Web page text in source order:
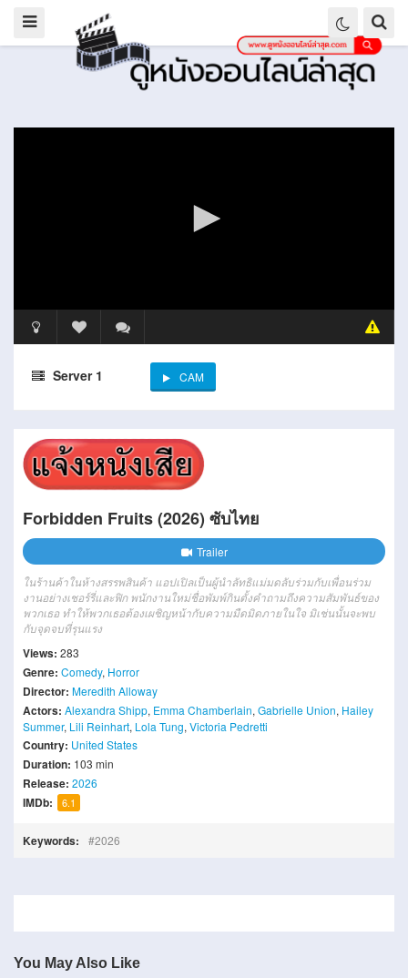
Server 1 CAM
Forbidden Fruits (2026) ซับไทย
Trailer
ในร้านค้าในห้างสรรพสินค้า แอปเปิลเป็นผู้นำลัทธิแม่มดลับร่วมกับเพื่อนร่วม
งานอย่างเชอร์รี่และฟิก พนักงานใหม่ชื่อพัมพ์กินตั้งคำถามถึงความสัมพันธ์ของ
พวกเธอ ทำให้พวกเธอต้องเผชิญหน้ากับความมืดมิดภายในใจ มิเช่นนั้นจะพบ
กับจุดจบที่รุนแรง
Views: 283
Genre: Comedy, Horror
Director: Meredith Alloway
Actors: Alexandra Shipp, Emma Chamberlain, Gabrielle Union, Hailey
Summer, Lili Reinhart, Lola Tung, Victoria Pedretti
Country: United States
Duration: 103 min
Release: 2026
IMDb: 6.1
Keywords: 2026
You May Also Like